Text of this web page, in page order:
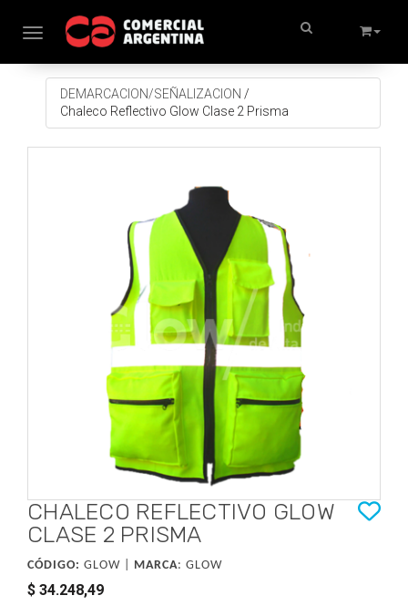
Toggle navigation
DEMARCACION/SEÑALIZACION /
Chaleco Reflectivo Glow Clase 2 Prisma
CHALECO REFLECTIVO GLOW
CLASE 2 PRISMA
CÓDIGO: GLOW | MARCA: GLOW
$ 34.248,49